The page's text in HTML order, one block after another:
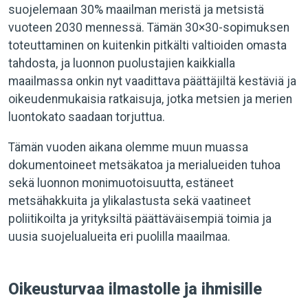
suojelemaan 30% maailman meristä ja metsistä
vuoteen 2030 mennessä. Tämän 30×30-sopimuksen
toteuttaminen on kuitenkin pitkälti valtioiden omasta
tahdosta, ja luonnon puolustajien kaikkialla
maailmassa onkin nyt vaadittava päättäjiltä kestäviä ja
oikeudenmukaisia ratkaisuja, jotka metsien ja merien
luontokato saadaan torjuttua.
Tämän vuoden aikana olemme muun muassa
dokumentoineet metsäkatoa ja merialueiden tuhoa
sekä luonnon monimuotoisuutta, estäneet
metsähakkuita ja ylikalastusta sekä vaatineet
poliitikoilta ja yrityksiltä päättäväisempiä toimia ja
uusia suojelualueita eri puolilla maailmaa.
Oikeusturvaa ilmastolle ja ihmisille